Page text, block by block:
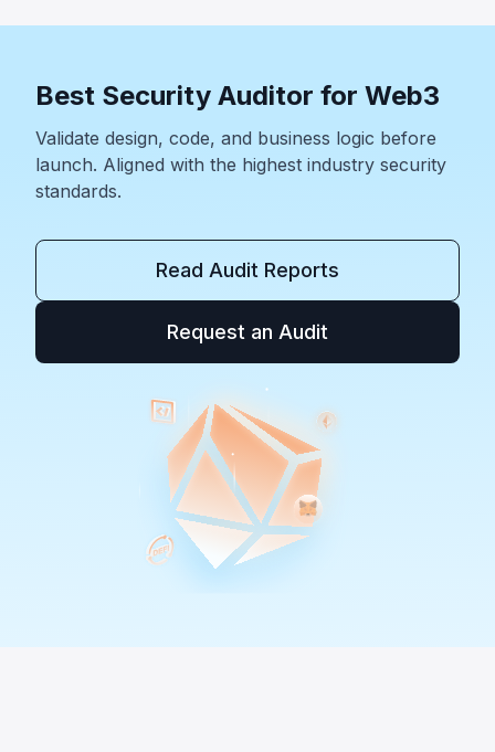
Best Security Auditor for Web3
Validate design, code, and business logic before
launch. Aligned with the highest industry security
standards.
Read Audit Reports
Request an Audit